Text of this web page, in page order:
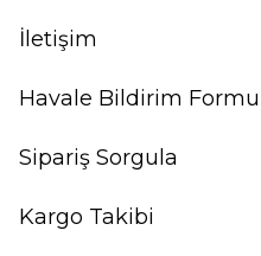
İletişim
Havale Bildirim Formu
Sipariş Sorgula
Kargo Takibi